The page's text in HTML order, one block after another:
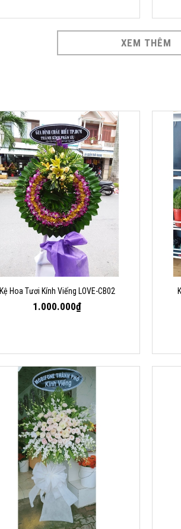
XEM THÊM
Kệ Hoa Tươi Kính Viếng LOVE-CB02
1.000.000₫